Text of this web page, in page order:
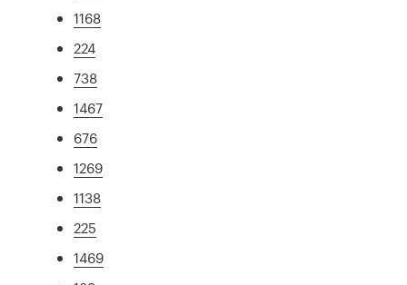
1168
224
738
1467
676
1269
1138
225
1469